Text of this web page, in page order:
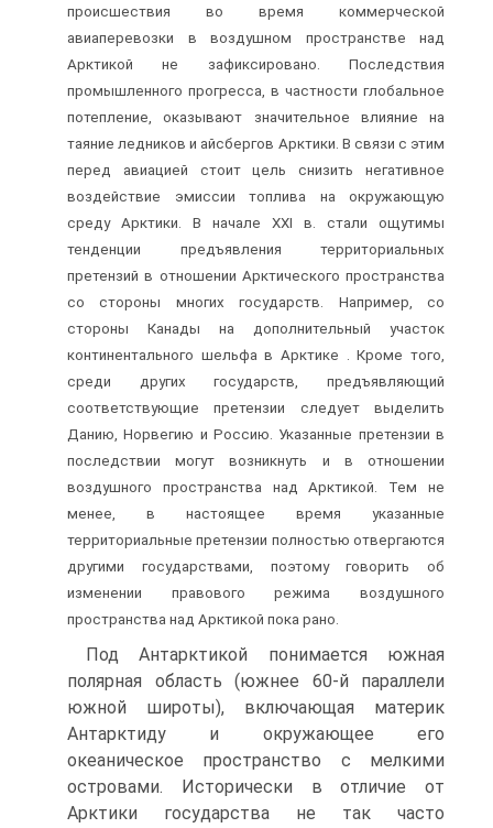
происшествия во время коммерческой
авиаперевозки в воздушном пространстве над
Арктикой не зафиксировано. Последствия
промышленного прогресса, в частности глобальное
потепление, оказывают значительное влияние на
таяние ледников и айсбергов Арктики. В связи с этим
перед авиацией стоит цель снизить негативное
воздействие эмиссии топлива на окружающую
среду Арктики. В начале ХХІ в. стали ощутимы
тенденции предъявления территориальных
претензий в отношении Арктического пространства
со стороны многих государств. Например, со
стороны Канады на дополнительный участок
континентального шельфа в Арктике . Кроме того,
среди других государств, предъявляющий
соответствующие претензии следует выделить
Данию, Норвегию и Россию. Указанные претензии в
последствии могут возникнуть и в отношении
воздушного пространства над Арктикой. Тем не
менее, в настоящее время указанные
территориальные претензии полностью отвергаются
другими государствами, поэтому говорить об
изменении правового режима воздушного
пространства над Арктикой пока рано.
Под Антарктикой понимается южная
полярная область (южнее 60-й параллели
южной широты), включающая материк
Антарктиду и окружающее его
океаническое пространство с мелкими
островами. Исторически в отличие от
Арктики государства не так часто